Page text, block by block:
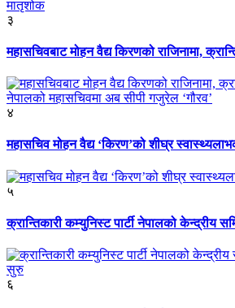
३
महासचिवबाट मोहन वैद्य किरणको राजिनामा,
४
महासचिव मोहन वैद्य ‘किरण’को शीघ्र
५
क्रान्तिकारी कम्युनिस्ट पार्टी नेपालको केन्द्रीय
६